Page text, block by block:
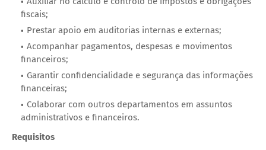
fiscais;
Prestar apoio em auditorias internas e externas;
Acompanhar pagamentos, despesas e movimentos
financeiros;
Garantir confidencialidade e segurança das informações
financeiras;
Colaborar com outros departamentos em assuntos
administrativos e financeiros.
Requisitos